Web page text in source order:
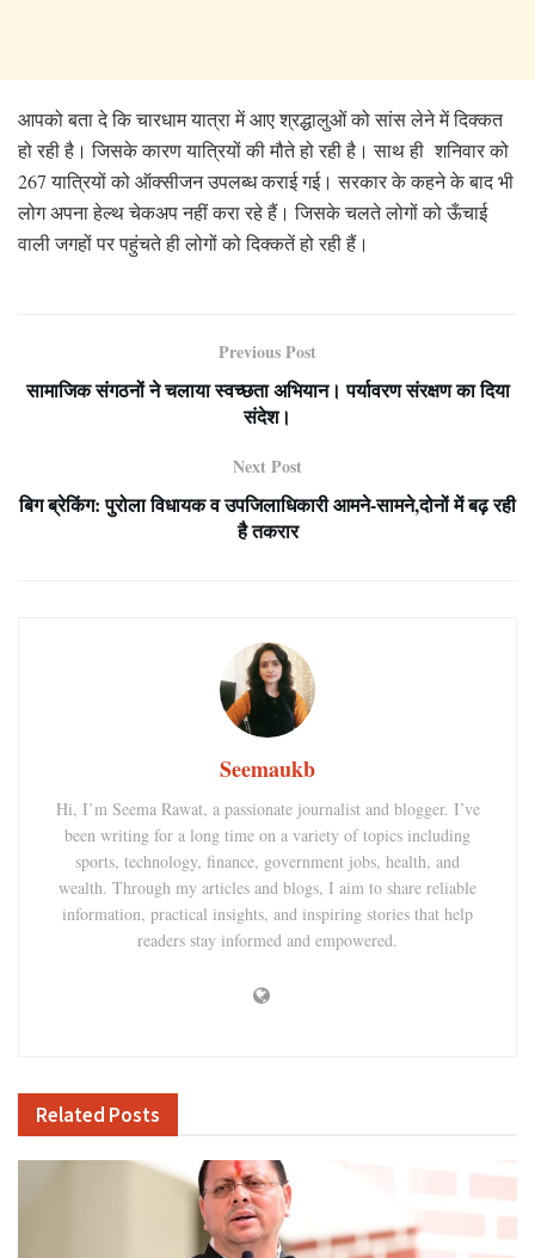
आपको बता दे कि चारधाम यात्रा में आए श्रद्धालुओं को सांस लेने में दिक्कत
हो रही है। जिसके कारण यात्रियों की मौते हो रही है। साथ ही शनिवार को
267 यात्रियों को ऑक्सीजन उपलब्ध कराई गई। सरकार के कहने के बाद भी
लोग अपना हेल्थ चेकअप नहीं करा रहे हैं। जिसके चलते लोगों को ऊँचाई
वाली जगहों पर पहुंचते ही लोगों को दिक्कतें हो रही हैं।
Previous Post
सामाजिक संगठनों ने चलाया स्वच्छता अभियान। पर्यावरण संरक्षण का दिया
संदेश।
Next Post
बिग ब्रेकिंग: पुरोला विधायक व उपजिलाधिकारी आमने-सामने,दोनों में बढ़ रही
है तकरार
Seemaukb
Hi, I’m Seema Rawat, a passionate journalist and blogger. I’ve
been writing for a long time on a variety of topics including
sports, technology, finance, government jobs, health, and
wealth. Through my articles and blogs, I aim to share reliable
information, practical insights, and inspiring stories that help
readers stay informed and empowered.
Related Posts